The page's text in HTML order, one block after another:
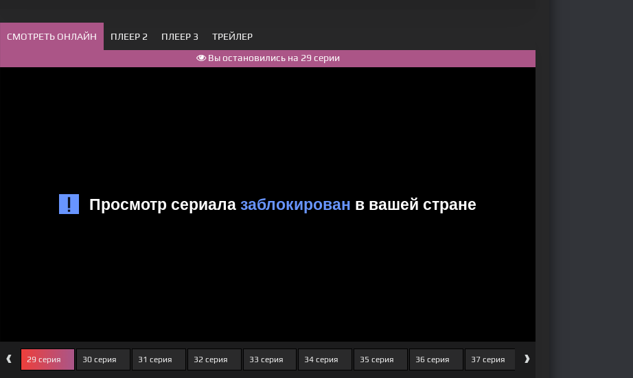
СМОТРЕТЬ ОНЛАЙН ПЛЕЕР 2 ПЛЕЕР 3
ТРЕЙЛЕР
Вы остановились на 29 серии
‹ 29 серия 30 серия 31 серия 32 серия 33 серия 34 серия 35 серия 36 серия 37 серия 38 серия
›